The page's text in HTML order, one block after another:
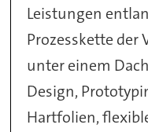
Leistungen
Prozesskette
unter einem
Design,
Hartfolien,